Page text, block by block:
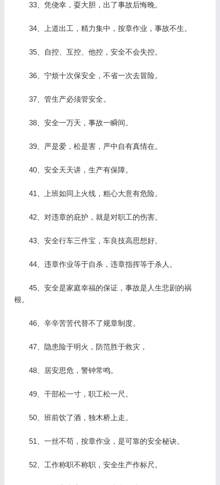
33、凭侥幸，耍大胆，出了事故后悔晚。
34、上道出工，精力集中，按章作业，事故不生。
35、自控、互控、他控，安全不会失控。
36、宁烦十次保安全，不省一次去冒险。
37、管生产必须管安全。
38、安全一万天，事故一瞬间。
39、严是爱，松是害，严中自有真情在。
40、安全天天讲，生产有保障。
41、上班如同上火线，粗心大意有危险。
42、对违章的庇护，就是对职工的伤害。
43、安全行车三件宝，车良技高思想好。
44、违章作业等于自杀，违章指挥等于杀人。
45、安全是家庭幸福的保证，事故是人生悲剧的祸
根。
46、辛辛苦苦代替不了规章制度。
47、隐患险于明火，防范胜于救灾，
48、居安思危，警钟常鸣。
49、干部松一寸，职工松一尺。
50、班前饮了酒，独木桥上走。
51、一丝不苟，按章作业，是可靠的安全秘诀。
52、工作称职不称职，安全生产作标尺。